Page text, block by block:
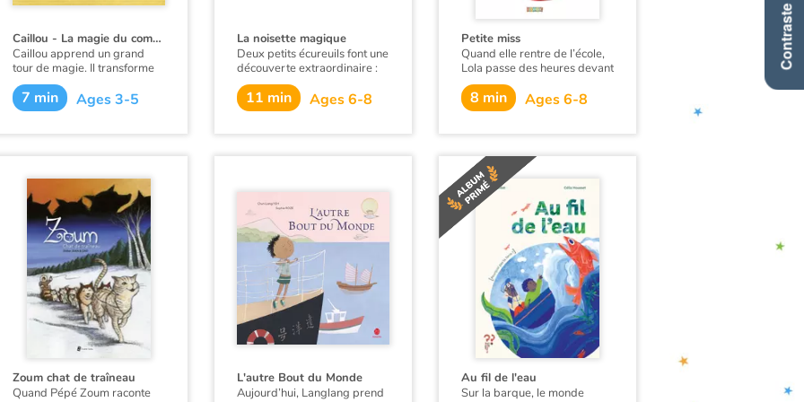
Contraste +
Caillou - La magie du compost
Caillou apprend un grand
tour de magie. Il transforme
des déchets en nourriture
pour les plantes !
7 min Ages 3-5
La noisette magique
Deux petits écureuils font une
découverte extraordinaire :
une noisette géante ! Serait-
elle magique ? Grand-Père
leur explique que c’est une
retrouver. En vain.
11 min Ages 6-8
Petite miss
Quand elle rentre de l’école,
Lola passe des heures devant
la glace : elle se regarde, se
maquille, s’entraîne à défiler
comme un vrai mannequin.
propose de l’inscrire au
concours des Petites Miss…
8 min Ages 6-8
Zoum chat de traîneau
Quand Pépé Zoum raconte
L'autre Bout du Monde
Aujourd’hui, Langlang prend
Au fil de l'eau
Sur la barque, le monde